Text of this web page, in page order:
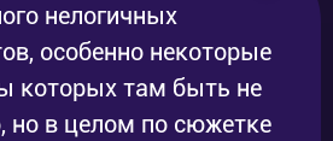
нелогичных
особенно некоторые
которых там быть не
но в целом по сюжетке